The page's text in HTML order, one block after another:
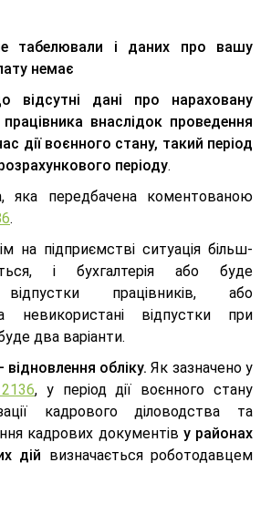
табелювали і даних про вашу
немає
відсутні дані про нараховану
внаслідок проведення
дії воєнного стану, такий період
періоду.
яка передбачена коментованою
.
на підприємстві ситуація більш-
і бухгалтерія або буде
відпустки працівників, або
невикористані відпустки при
два варіанти.
обліку. Як зазначено у
, у період дії воєнного стану
кадрового діловодства та
кадрових документів у районах
дій визначається роботодавцем